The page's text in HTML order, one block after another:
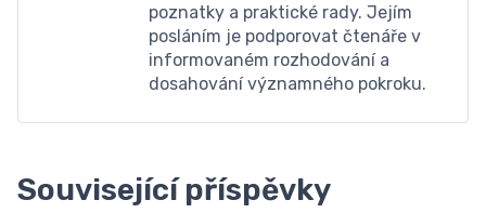
poznatky a praktické rady. Jejím
posláním je podporovat čtenáře v
informovaném rozhodování a
dosahování významného pokroku.
Související příspěvky